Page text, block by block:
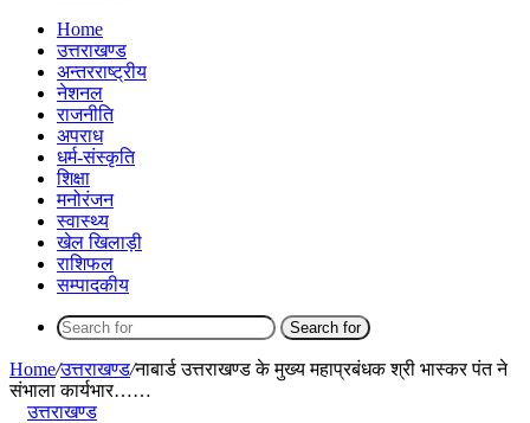
Home
उत्तराखण्ड
अन्तरराष्ट्रीय
नेशनल
राजनीति
अपराध
धर्म-संस्कृति
शिक्षा
मनोरंजन
स्वास्थ्य
खेल खिलाड़ी
राशिफल
सम्पादकीय
Search for
Home/उत्तराखण्ड/नाबार्ड उत्तराखण्ड के मुख्य महाप्रबंधक श्री भास्कर पंत ने
संभाला कार्यभार……
उत्तराखण्ड